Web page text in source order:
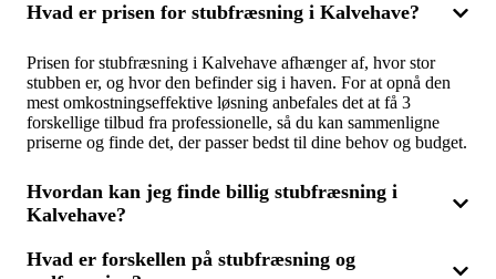
Hvad er prisen for stubfræsning i Kalvehave?
Prisen for stubfræsning i Kalvehave afhænger af, hvor stor
stubben er, og hvor den befinder sig i haven. For at opnå den
mest omkostningseffektive løsning anbefales det at få 3
forskellige tilbud fra professionelle, så du kan sammenligne
priserne og finde det, der passer bedst til dine behov og budget.
Hvordan kan jeg finde billig stubfræsning i
Kalvehave?
For at finde billig stubfræsning i Kalvehave skal du
Hvad er forskellen på stubfræsning og